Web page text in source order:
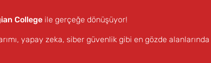
College ile gerçeğe dönüşüyor!
yapay zeka, siber güvenlik gibi en gözde alanlarında